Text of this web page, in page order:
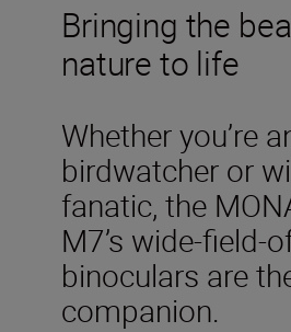
Bringing the
nature to life
Whether you’re
birdwatcher or
fanatic, the
M7’s wide-field-
binoculars are
companion.